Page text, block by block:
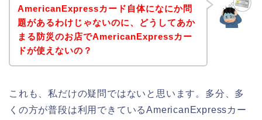
AmericanExpressカード自体になにか問
題があるわけじゃないのに、どうしてあか
まる防災のお店でAmericanExpressカー
ドが使えないの？
これも、私だけの疑問ではないと思います。多分、多
くの方が普段は利用できているAmericanExpressカー